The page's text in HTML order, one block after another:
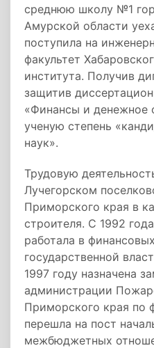
среднюю школу №1
Амурской области
поступила на
факультет
института. Получив
защитив
«Финансы и денежное
ученую степень
наук».
Трудовую
Лучегорском
Приморского края в
строителя. С 1992
работала в
государственной
1997 году назначена
администрации
Приморского края по
перешла на пост
межбюджетных